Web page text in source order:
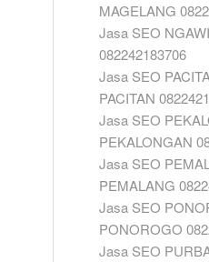
MAGELANG
Jasa SEO
082242183706
Jasa SEO
PACITAN
Jasa SEO
PEKALONGAN
Jasa SEO
PEMALANG
Jasa SEO
PONOROGO
Jasa SEO